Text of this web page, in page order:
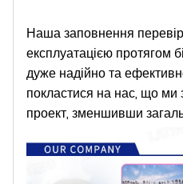
Наша заповнення
експлуатацією протягом
дуже надійно та
покластися на нас, що ми
проект, зменшивши